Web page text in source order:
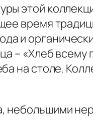
этой
время
и
– «Хлеб всему
на столе.
небольшими